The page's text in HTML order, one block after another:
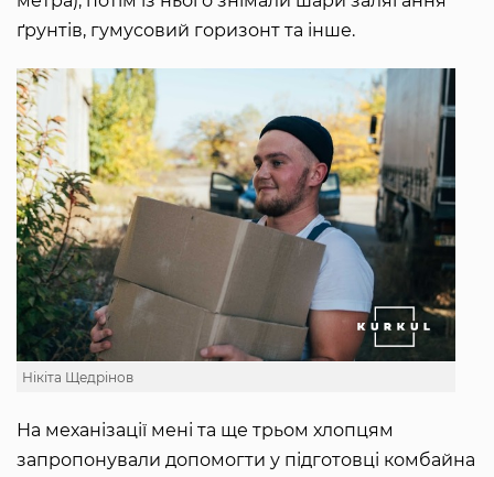
ґрунтів, гумусовий горизонт та інше.
Нікіта Щедрінов
На механізації мені та ще трьом хлопцям
запропонували допомогти у підготовці комбайна